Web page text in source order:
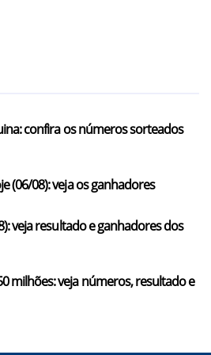
confira os números sorteados
(06/08): veja os ganhadores
veja resultado e ganhadores dos
milhões: veja números, resultado e